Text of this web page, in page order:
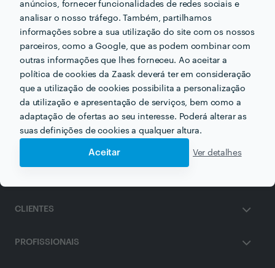
anúncios, fornecer funcionalidades de redes sociais e
analisar o nosso tráfego. Também, partilhamos
informações sobre a sua utilização do site com os nossos
parceiros, como a Google, que as podem combinar com
outras informações que lhes forneceu. Ao aceitar a
política de cookies da Zaask deverá ter em consideração
que a utilização de cookies possibilita a personalização
da utilização e apresentação de serviços, bem como a
adaptação de ofertas ao seu interesse. Poderá alterar as
suas definições de cookies a qualquer altura.
Aceitar Ver detalhes
language Website
Receba várias propostas de profissionais como
MRSomem poucas horas.
CLIENTES
PROFISSIONAIS